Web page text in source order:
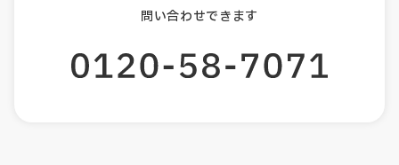
問い合わせできます